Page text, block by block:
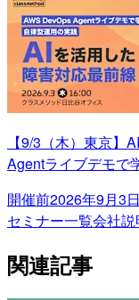
【9/3（木）東京】
Agentライブデモで
開催前2026年9月3
セミナー一覧会社
関連記事